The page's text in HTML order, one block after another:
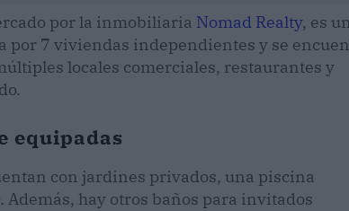
por la inmobiliaria Nomad Realty, es
por 7 viviendas independientes y se
locales comerciales, restaurantes y
equipadas
con jardines privados, una piscina
Además, hay otros baños para invitados